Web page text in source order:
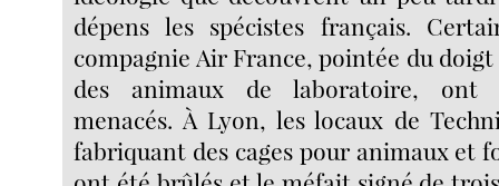
dépens les spécistes français.
compagnie Air France, pointée du
des animaux de laboratoire, ont
menacés. À Lyon, les locaux de
fabriquant des cages pour animaux et